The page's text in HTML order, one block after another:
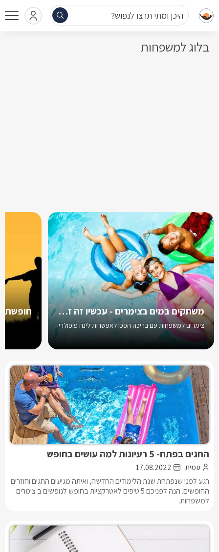
היכן ומתי תרצו לנפוש?
בלוג למשפחות
משחקים במים בצימרים - עכשיו זה זמן משפחה!
צימרים למשפחות עם בריכה הפכו לאפשרות לינה פופולרית עבור משפחות.
החגים בפתח- 5 רעיונות למה עושים בחופש
רגע לפני שנפתחת שנת הלימודים החדשה, ואיתה מגיעים החגים וחוזרים
החופשים. הנה לפניכם 5 טיפים לאטרקציות בחופש לנופשים ב צימרים
למשפחות.
עמית 17.08.2022